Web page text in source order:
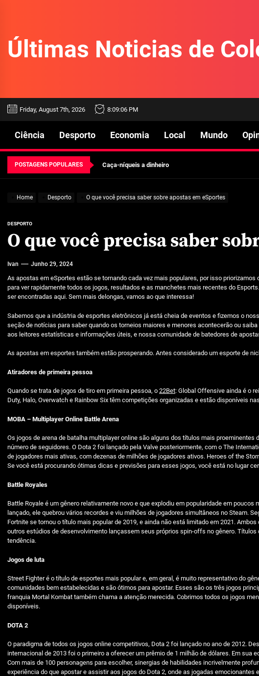
content
Últimas Noticias de
Friday, August 7th, 2026 8:09:07 PM
Ciência Desporto Economia Local Mundo
POSTAGENS POPULARES
Beetlejuice e espectáculos
Caça-níqueis a dinheiro
Máquinas de jogo online
Tiki Tumble são grandes
Home Desporto O que você precisa saber sobre apostas em eSportes
DESPORTO
O que você precisa saber
Ivan Junho 29, 2024
As apostas em eSportes estão se tornando cada vez mais populares, por isso
para ver rapidamente todos os jogos, resultados e as manchetes mais recentes do
ser encontradas aqui. Sem mais delongas, vamos ao que interessa!
Sabemos que a indústria de esportes eletrônicos já está cheia de eventos e fizemos o
seção de notícias para saber quando os torneios maiores e menores acontecerão ou
aos leitores estatísticas e informações úteis, e nossa comunidade de batedores de
As apostas em esportes também estão prosperando. Antes considerado um esporte de
Atiradores de primeira pessoa
Quando se trata de jogos de tiro em primeira pessoa, o 22Bet: Global Offensive ainda é o
Duty, Halo, Overwatch e Rainbow Six têm competições organizadas e estão disponíveis
MOBA – Multiplayer Online Battle Arena
Os jogos de arena de batalha multiplayer online são alguns dos títulos mais
número de seguidores. O Dota 2 foi lançado pela Valve posteriormente, com o The
de jogadores mais ativas, com dezenas de milhões de jogadores ativos. Heroes of the
Se você está procurando ótimas dicas e previsões para esses jogos, você está no lugar
Battle Royales
Battle Royale é um gênero relativamente novo e que explodiu em popularidade em
lançado, ele quebrou vários recordes e viu milhões de jogadores simultâneos no Steam.
Fortnite se tornou o título mais popular de 2019, e ainda não está limitado em 2021.
outros estúdios de desenvolvimento lançassem seus próprios spin-offs no gênero.
tendência.
Jogos de luta
Street Fighter é o título de esportes mais popular e, em geral, é muito representativo do
comunidades bem estabelecidas e são ótimos para apostar. Esses são os três jogos
franquia Mortal Kombat também chama a atenção merecida. Cobrimos todos os jogos
disponíveis.
DOTA 2
O paradigma de todos os jogos online competitivos, Dota 2 foi lançado no ano de 2012.
internacional de 2013 foi o primeiro a oferecer um prêmio de 1 milhão de dólares. Em
Com mais de 100 personagens para escolher, sinergias de habilidades incrivelmente
experiência do que apostar e assistir aos jogos do Dota 2, onde as jogadas emocionantes